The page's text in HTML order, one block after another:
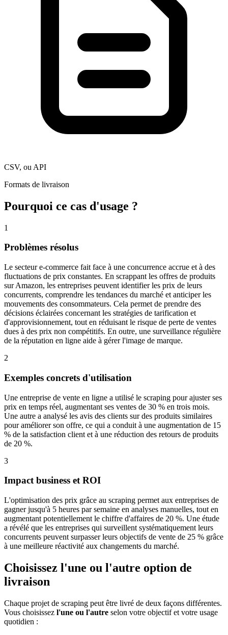
CSV, ou API
Formats de livraison
Pourquoi ce cas d'usage ?
1
Problèmes résolus
Le secteur e-commerce fait face à une concurrence accrue et à des
fluctuations de prix constantes. En scrappant les offres de produits
sur Amazon, les entreprises peuvent identifier les prix de leurs
concurrents, comprendre les tendances du marché et anticiper les
mouvements des consommateurs. Cela permet de prendre des
décisions éclairées concernant les stratégies de tarification et
d'approvisionnement, tout en réduisant le risque de perte de ventes
dues à des prix non compétitifs. En outre, une surveillance régulière
de la réputation en ligne aide à gérer l'image de marque.
2
Exemples concrets d'utilisation
Une entreprise de vente en ligne a utilisé le scraping pour ajuster ses
prix en temps réel, augmentant ses ventes de 30 % en trois mois.
Une autre a analysé les avis des clients sur des produits similaires
pour améliorer son offre, ce qui a conduit à une augmentation de 15
% de la satisfaction client et à une réduction des retours de produits
de 20 %.
3
Impact business et ROI
L'optimisation des prix grâce au scraping permet aux entreprises de
gagner jusqu'à 5 heures par semaine en analyses manuelles, tout en
augmentant potentiellement le chiffre d'affaires de 20 %. Une étude
a révélé que les entreprises qui surveillent systématiquement leurs
concurrents peuvent surpasser leurs objectifs de vente de 25 % grâce
à une meilleure réactivité aux changements du marché.
Choisissez l'une ou l'autre option de
livraison
Chaque projet de scraping peut être livré de deux façons différentes.
Vous choisissez l'une ou l'autre selon votre objectif et votre usage
quotidien :